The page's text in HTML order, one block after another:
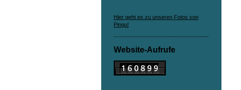
Hier geht es zu unseren Fotos von
Pingu!
Website-Aufrufe